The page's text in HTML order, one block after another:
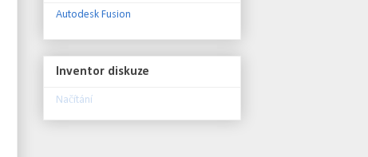
Autodesk Fusion
Inventor diskuze
Načítání